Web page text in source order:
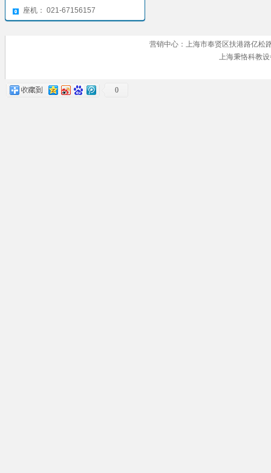
座机： 021-67156157
营销中心：上海市奉贤区扶港路亿
上海秉恪科教
0